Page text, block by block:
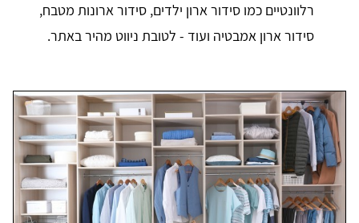
רלוונטיים כמו סידור ארון ילדים, סידור ארונות מטבח,
סידור ארון אמבטיה ועוד - לטובת ניווט מהיר באתר.